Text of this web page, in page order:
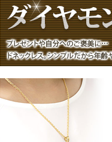
新商品も多数ご用意してお
ひろひろ様のまたのご利用
ジュエリーウォーク心斎橋